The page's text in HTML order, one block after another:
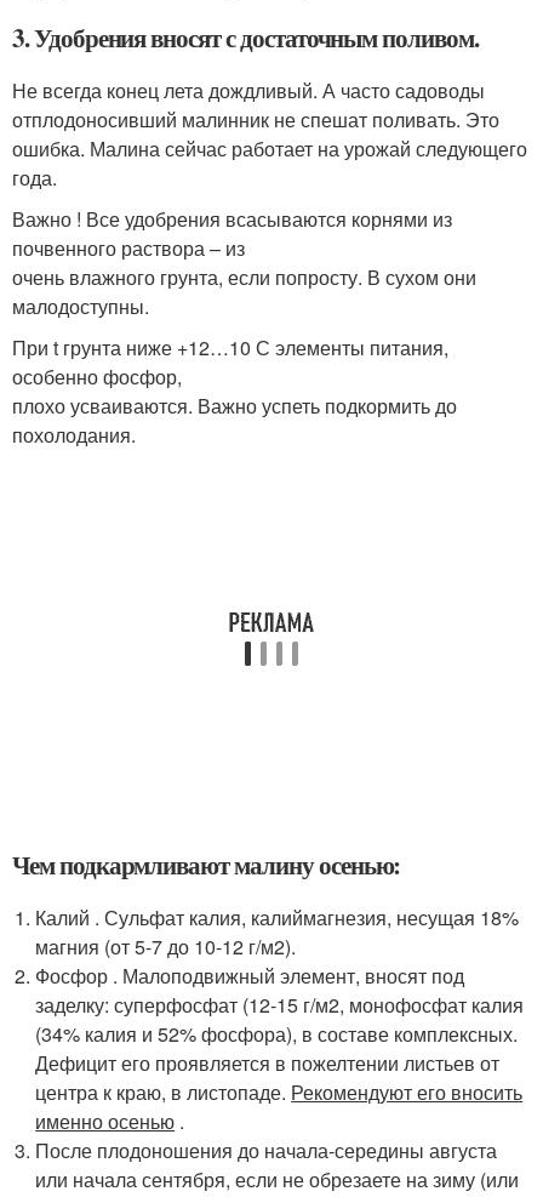
3. Удобрения вносят с достаточным поливом.
Не всегда конец лета дождливый. А часто садоводы
отплодоносивший малинник не спешат поливать. Это
ошибка. Малина сейчас работает на урожай следующего
года.
Важно ! Все удобрения всасываются корнями из
почвенного раствора – из
очень влажного грунта, если попросту. В сухом они
малодоступны.
При t грунта ниже +12…10 С элементы питания,
особенно фосфор,
плохо усваиваются. Важно успеть подкормить до
похолодания.
Чем подкармливают малину осенью:
Калий . Сульфат калия, калиймагнезия, несущая 18%
магния (от 5-7 до 10-12 г/м2).
Фосфор . Малоподвижный элемент, вносят под
заделку: суперфосфат (12-15 г/м2, монофосфат калия
(34% калия и 52% фосфора), в составе комплексных.
Дефицит его проявляется в пожелтении листьев от
центра к краю, в листопаде. Рекомендуют его вносить
именно осенью .
После плодоношения до начала-середины августа
или начала сентября, если не обрезаете на зиму (или